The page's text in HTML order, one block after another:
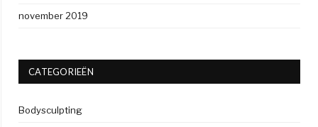
november 2019
CATEGORIEËN
Bodysculpting